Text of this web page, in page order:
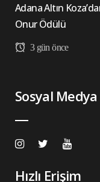
Adana Altın
Onur Ödülü
3 gün önce
Sosyal Medya
Hızlı Erişim